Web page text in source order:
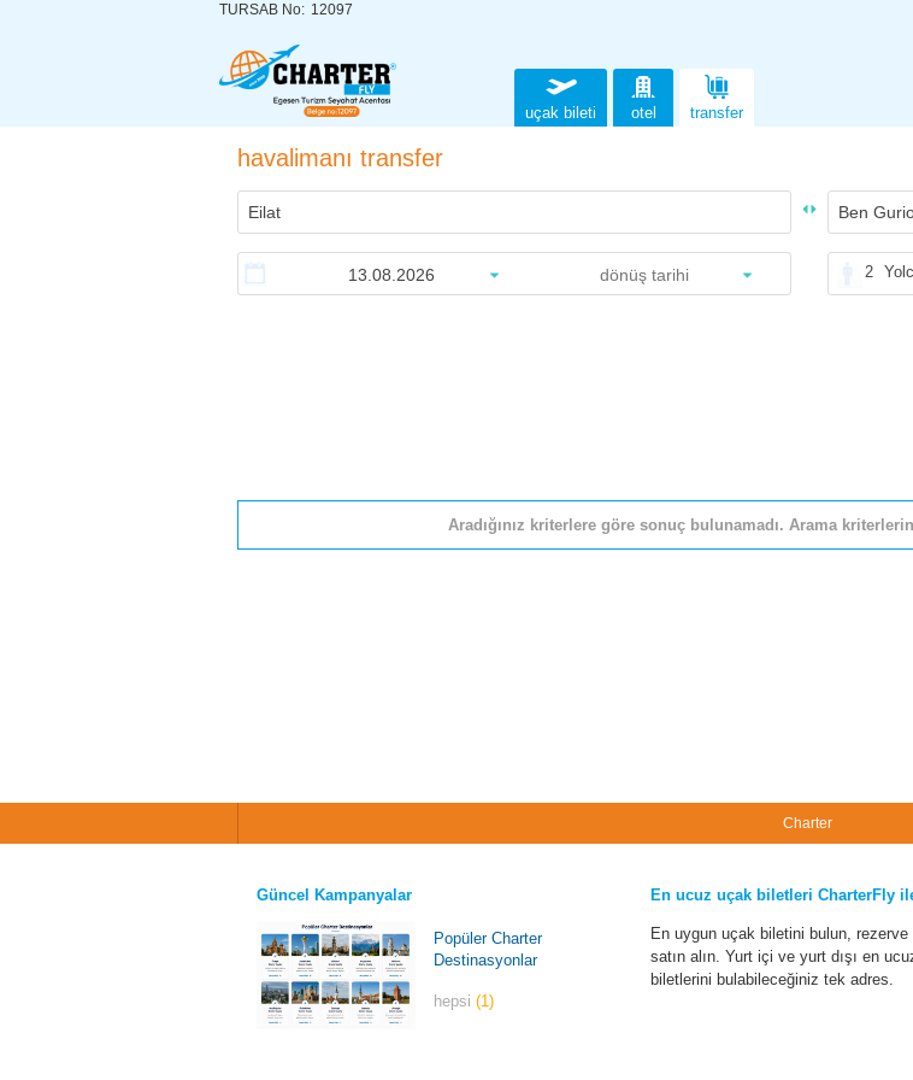
TURSAB No: 12097
uçak bileti otel transfer
havalimanı transfer
2
Aradığınız kriterlere göre sonuç bulunamadı. Arama
Charter
Güncel Kampanyalar
Popüler Charter
Destinasyonlar
hepsi(1)
En ucuz uçak biletleri CharterFly
En uygun uçak biletini bulun, rezerve
satın alın. Yurt içi ve yurt dışı en
biletlerini bulabileceğiniz tek adres.